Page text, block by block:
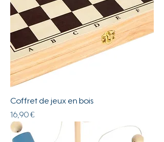
Coffret de jeux en bois
Prix
16,90 €